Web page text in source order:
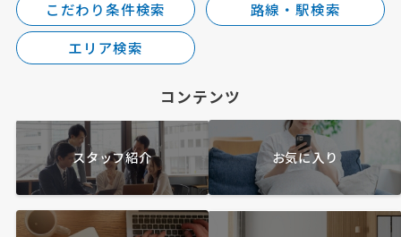
こだわり条件検索
路線・駅検索
エリア検索
コンテンツ
スタッフ紹介 お気に入り